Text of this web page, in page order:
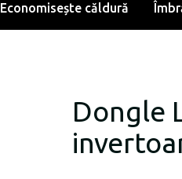
Economisește căldură
Dongle